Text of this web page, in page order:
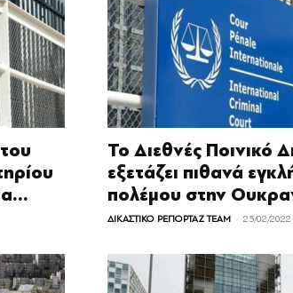
Το Διεθνές Ποινικό
εξετάζει πιθανά
πολέμου στην
ΔΙΚΑΣΤΙΚΟ ΡΕΠΟΡΤΑΖ TEAM - 25/02/2022